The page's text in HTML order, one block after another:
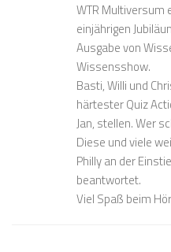
WTR Multiversum
einjährigen
Ausgabe von
Wissensshow.
Basti, Willi und
härtester Quiz
Jan, stellen. Wer
Diese und viele
Philly an der
beantwortet.
Viel Spaß beim